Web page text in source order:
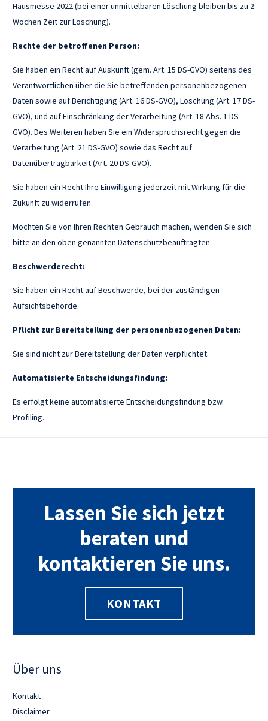
Hausmesse 2022 (bei einer unmittelbaren Löschung bleiben bis zu 2
Wochen Zeit zur Löschung).
Rechte der betroffenen Person:
Sie haben ein Recht auf Auskunft (gem. Art. 15 DS-GVO) seitens des
Verantwortlichen über die Sie betreffenden personenbezogenen
Daten sowie auf Berichtigung (Art. 16 DS-GVO), Löschung (Art. 17 DS-
GVO), und auf Einschränkung der Verarbeitung (Art. 18 Abs. 1 DS-
GVO). Des Weiteren haben Sie ein Widerspruchsrecht gegen die
Verarbeitung (Art. 21 DS-GVO) sowie das Recht auf
Datenübertragbarkeit (Art. 20 DS-GVO).
Sie haben ein Recht Ihre Einwilligung jederzeit mit Wirkung für die
Zukunft zu widerrufen.
Möchten Sie von Ihren Rechten Gebrauch machen, wenden Sie sich
bitte an den oben genannten Datenschutzbeauftragten.
Beschwerderecht:
Sie haben ein Recht auf Beschwerde, bei der zuständigen
Aufsichtsbehörde.
Pflicht zur Bereitstellung der personenbezogenen Daten:
Sie sind nicht zur Bereitstellung der Daten verpflichtet.
Automatisierte Entscheidungsfindung:
Es erfolgt keine automatisierte Entscheidungsfindung bzw.
Profiling.
Lassen Sie sich jetzt
beraten und
kontaktieren Sie uns.
KONTAKT
Über uns
Kontakt
Disclaimer